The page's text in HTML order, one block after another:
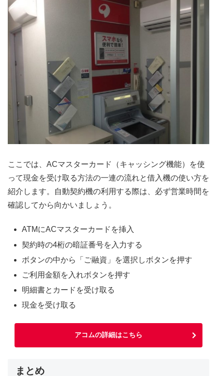
ここでは、ACマスターカード（キャッシング機能）を使
って現金を受け取る方法の一連の流れと借入機の使い方を
紹介します。自動契約機の利用する際は、必ず営業時間を
確認してから向かいましょう。
ATMにACマスターカードを挿入
契約時の4桁の暗証番号を入力する
ボタンの中から「ご融資」を選択しボタンを押す
ご利用金額を入れボタンを押す
明細書とカードを受け取る
現金を受け取る
アコムの詳細はこちら
まとめ